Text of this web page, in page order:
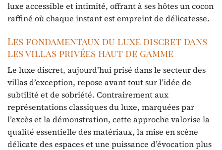
luxe accessible et intimité, offrant à ses hôtes un cocon
raffiné où chaque instant est empreint de délicatesse.
Les fondamentaux du luxe discret dans
les villas privées haut de gamme
Le luxe discret, aujourd’hui prisé dans le secteur des
villas d’exception, repose avant tout sur l’idée de
subtilité et de sobriété. Contrairement aux
représentations classiques du luxe, marquées par
l’excès et la démonstration, cette approche valorise la
qualité essentielle des matériaux, la mise en scène
délicate des espaces et une puissance d’évocation plus